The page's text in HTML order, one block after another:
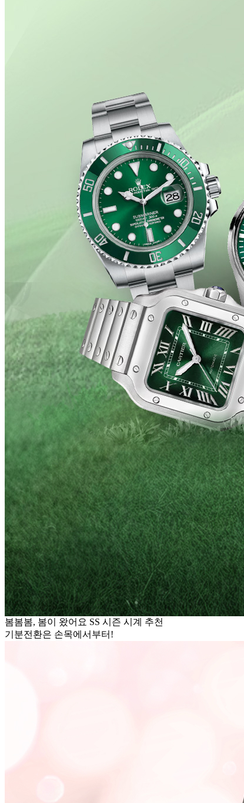
봄봄봄, 봄이 왔어요 SS 시즌 시계 추천
기분전환은 손목에서부터!